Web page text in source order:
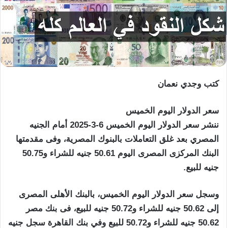
كتب وجدي نعمان
سعر الدولار اليوم الخميس
ننشر سعر الدولار اليوم الخميس 6-3-2025 أمام الجنيه
المصري بعد غلق التعاملات بالبنوك المصرية، وفى مقدمتها
البنك المركزى المصرى اليوم 50.61 جنيه للشراء و50.75
جنيه للبيع.
وسجل سعر الدولار اليوم الخميس، بالبنك الأهلى المصرى
إلى 50.62 جنيه للشراء و50.72 جنيه للبيع، فى بنك مصر
50.62 جنيه للشراء و50.72 للبيع وفي بنك القاهرة سجل جنيه